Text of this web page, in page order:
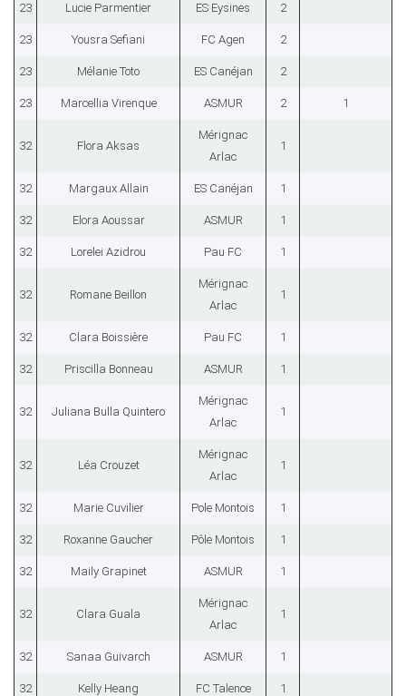
23 Lucie Parmentier ES Eysines 2
23 Yousra Sefiani FC Agen 2
23 Mélanie Toto ES Canéjan 2
23 Marcellia Virenque ASMUR 2 1
32 Flora Aksas
Mérignac
Arlac
1
32 Margaux Allain ES Canéjan 1
32 Elora Aoussar ASMUR 1
32 Lorelei Azidrou Pau FC 1
32 Romane Beillon
Mérignac
Arlac
1
32 Clara Boissière Pau FC 1
32 Priscilla Bonneau ASMUR 1
32 Juliana Bulla Quintero
Mérignac
Arlac
1
32 Léa Crouzet
Mérignac
Arlac
1
32 Marie Cuvilier Pole Montois 1
32 Roxanne Gaucher Pôle Montois 1
32 Maily Grapinet ASMUR 1
32 Clara Guala
Mérignac
Arlac
1
32 Sanaa Guivarch ASMUR 1
32 Kelly Heang FC Talence 1